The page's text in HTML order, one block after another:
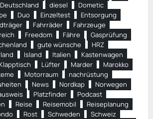
Deutschland diesel
Dometic
Duo Einzeltest
Entsorgung
Fahrräder
Fahrzeuge
Freedom Fähre
Gasprüfung
gute wünsche
HRZ
Island Italien
Kastenwagen
Klapptisch Lüfter Marder
Marokko
Motorraum
nachrüstung
News Nordkap
Norwegen
Platzfinder
Podcast
Reise Reisemobil
Reiseplanung
Rost Schweden
Schweiz